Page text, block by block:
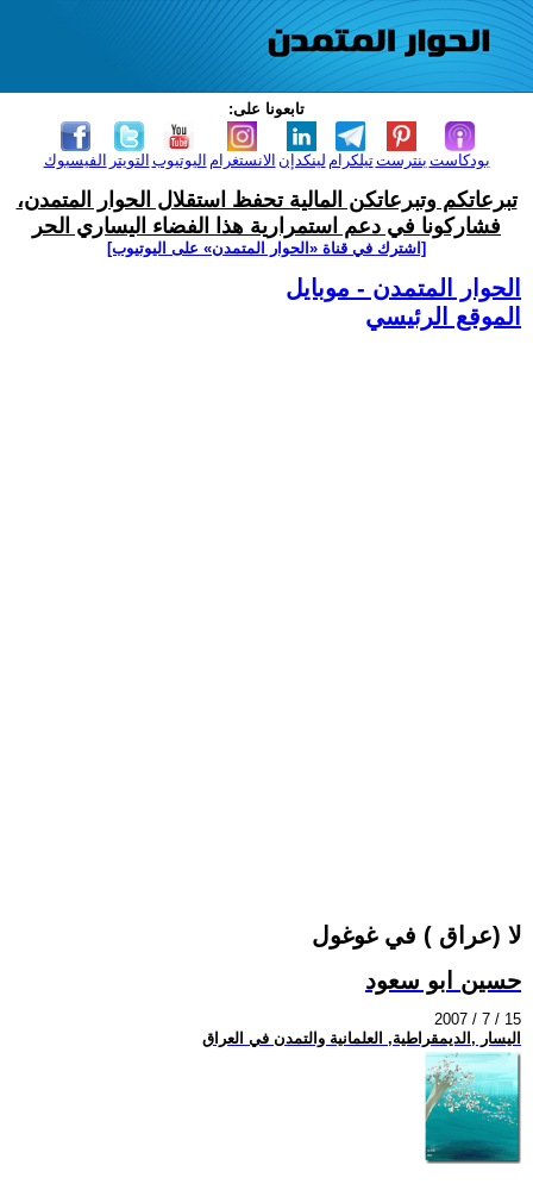
تابعونا على:
الفيسبوك التويتر اليوتيوب الانستغرام لينكدإن تيلكرامبنترست بودكاست
تبرعاتكم وتبرعاتكن المالية تحفظ استقلال الحوار المتمدن،
فشاركونا في دعم استمرارية هذا الفضاء اليساري الحر
[اشترك في قناة ‫«الحوار المتمدن» على اليوتيوب]
الحوار المتمدن - موبايل
الموقع الرئيسي
لا (عراق ) في غوغول
حسين ابو سعود
2007 / 7 / 15
اليسار ,الديمقراطية, العلمانية والتمدن في العراق